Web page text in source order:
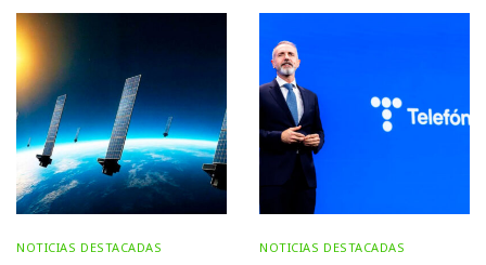
NOTICIAS DESTACADAS NOTICIAS DESTACADAS